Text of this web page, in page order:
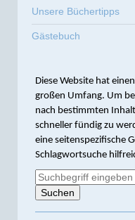
Unsere Büchertipps
Gästebuch
Diese Website hat
großen Umfang. Um
nach bestimmten
schneller fündig zu
eine seitenspezifische
Schlagwortsuche